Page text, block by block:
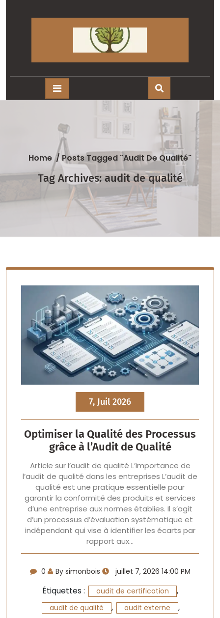
Home / Posts Tagged "audit De Qualité"
Tag Archives: audit de qualité
7, Juil 2026
Optimiser la Qualité des Processus
grâce à l’Audit de Qualité
Article sur l’audit de qualité L’importance de
l’audit de qualité dans les entreprises L’audit de
qualité est une pratique essentielle pour
garantir la conformité des produits et services
d’une entreprise aux normes établies. Il s’agit
d’un processus d’évaluation systématique et
indépendant qui vise à identifier les écarts par
rapport aux…
0 By simonbois juillet 7, 2026 14:00 PM
Étiquettes : audit de certification ,
audit de qualité , audit externe ,